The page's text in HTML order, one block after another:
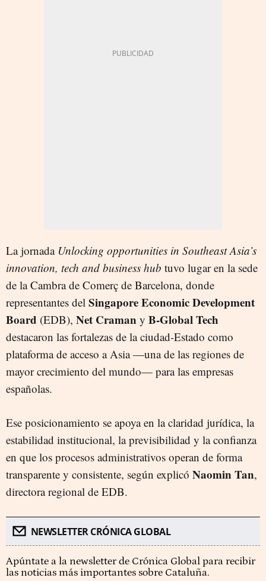
La jornada Unlocking opportunities in Southeast Asia’s
innovation, tech and business hub tuvo lugar en la sede
de la Cambra de Comerç de Barcelona, donde
representantes del Singapore Economic Development
Board (EDB), Net Craman y B-Global Tech
destacaron las fortalezas de la ciudad-Estado como
plataforma de acceso a Asia —una de las regiones de
mayor crecimiento del mundo— para las empresas
españolas.
Ese posicionamiento se apoya en la claridad jurídica, la
estabilidad institucional, la previsibilidad y la confianza
en que los procesos administrativos operan de forma
transparente y consistente, según explicó Naomin Tan,
directora regional de EDB.
NEWSLETTER CRÓNICA GLOBAL
Apúntate a la newsletter de Crónica Global para recibir
las noticias más importantes sobre Cataluña.